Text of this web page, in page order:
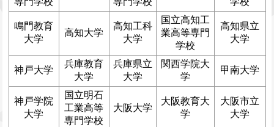
鳴門教育
大学
高知大学
高知工科
大学
国立高知工
業高等専門
学校
高知県立
大学
神戸大学
兵庫教育
大学
兵庫県立
大学
関西学院大
学
甲南大学
神戸学院
大学
国立明石
工業高等
専門学校
大阪大学
大阪教育大
学
大阪市立
大学